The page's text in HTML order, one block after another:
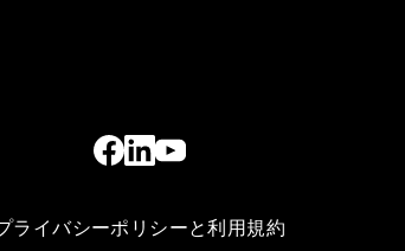
ライバシーポリシーと利用規約